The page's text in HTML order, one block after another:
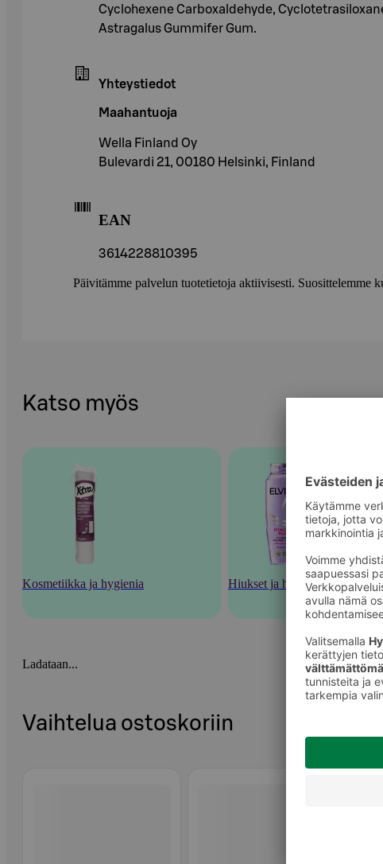
Cyclohexene Carboxaldehyde,
Astragalus Gummifer Gum.
Yhteystiedot
Maahantuoja
Wella Finland Oy
Bulevardi 21, 00180 Helsinki, Finland
EAN
3614228810395
Päivitämme palvelun tuotetietoja aktiivisesti. Suosittelemme
Katso myös
Kosmetiikka ja hygienia Hiukset ja hiustenhoito
Ladataan...
Vaihtelua ostoskoriin